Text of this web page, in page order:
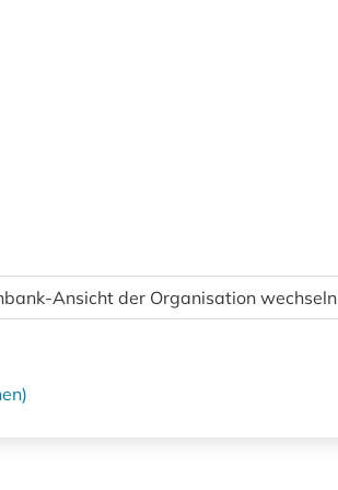
Ansicht der Organisation wechseln